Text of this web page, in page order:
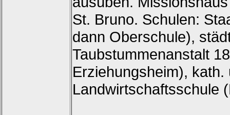
St. Bruno. Schulen:
dann Oberschule),
Taubstummenanstalt
Erziehungsheim),
Landwirtschaftsschule